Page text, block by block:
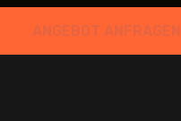
ANGEBOT ANFRAGEN